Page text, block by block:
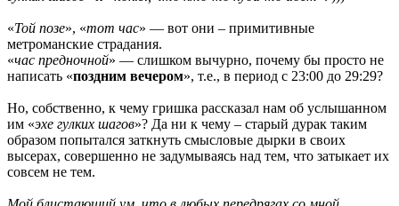
«Той позе», «тот час» — вот они – примитивные
метроманские страдания.
«час предночной» — слишком вычурно, почему бы просто не
написать «поздним вечером», т.е., в период с 23:00 до 29:29?
Но, собственно, к чему гришка рассказал нам об услышанном
им «эхе гулких шагов»? Да ни к чему – старый дурак таким
образом попытался заткнуть смысловые дырки в своих
высерах, совершенно не задумываясь над тем, что затыкает их
совсем не тем.